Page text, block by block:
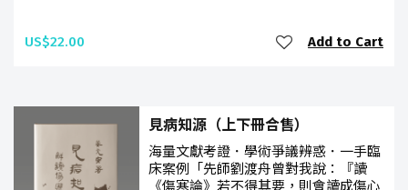
US$22.00 Add to Cart
見病知源（上下冊合售）
海量文獻考證．學術爭議辨惑．一手臨
床案例「先師劉渡舟曾對我說：『讀
《傷寒論》若不得其要，則會讀成傷心